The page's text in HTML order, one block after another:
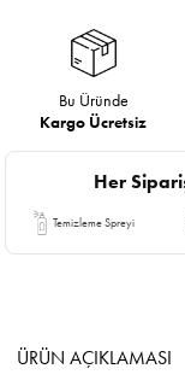
Bu Üründe
Kargo Ücretsiz
Her
Temizleme Spreyi
ÜRÜN AÇIKLAMASI